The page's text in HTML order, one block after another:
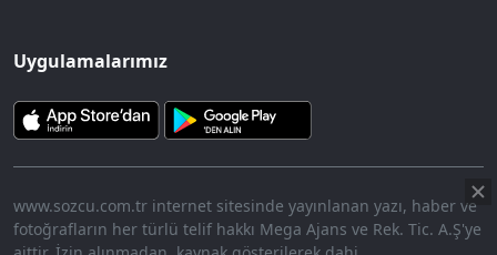
Uygulamalarımız
www.sozcu.com.tr internet sitesinde yayınlanan yazı, haber ve
fotoğrafların her türlü telif hakkı Mega Ajans ve Rek. Tic. A.Ş'ye